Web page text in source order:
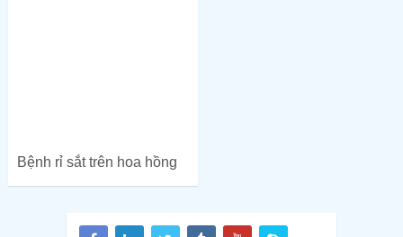
Bệnh rỉ sắt trên hoa hồng